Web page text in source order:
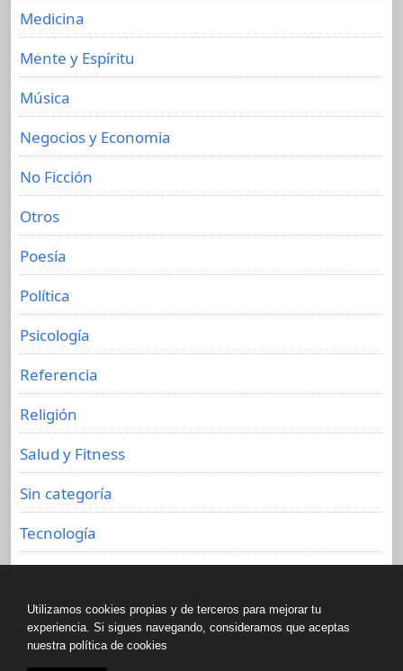
Medicina
Mente y Espíritu
Música
Negocios y Economia
No Ficción
Otros
Poesía
Política
Psicología
Referencia
Religión
Salud y Fitness
Sin categoría
Tecnología
Utilizamos cookies propias y de terceros para mejorar tu
experiencia. Si sigues navegando, consideramos que aceptas
nuestra política de cookies